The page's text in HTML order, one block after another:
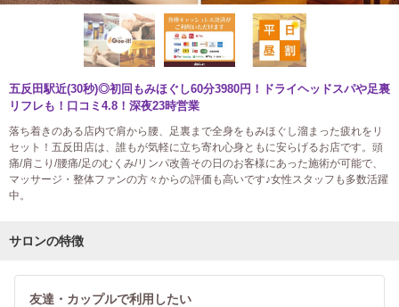
五反田駅近(30秒)◎初回もみほぐし60分3980円！ドライヘッドスパや足裏
リフレも！口コミ4.8！深夜23時営業
落ち着きのある店内で肩から腰、足裏まで全身をもみほぐし溜まった疲れをリ
セット！五反田店は、誰もが気軽に立ち寄れ心身ともに安らげるお店です。頭
痛/肩こり/腰痛/足のむくみ/リンパ改善その日のお客様にあった施術が可能で、
マッサージ・整体ファンの方々からの評価も高いです♪女性スタッフも多数活躍
中。
サロンの特徴
友達・カップルで利用したい